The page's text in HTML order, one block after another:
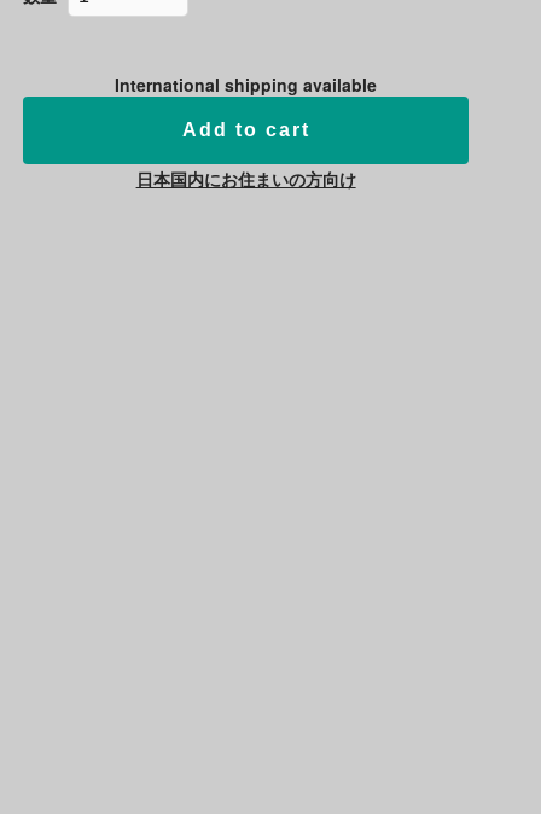
International shipping available
Add to cart
日本国内にお住まいの方向け